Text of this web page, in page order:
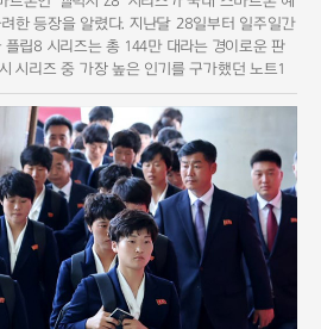
한 등장을 알렸다. 지난달 28일부터 일주일간
플립8 시리즈는 총 144만 대라는 경이로운 판
시리즈 중 가장 높은 인기를 구가했던 노트1